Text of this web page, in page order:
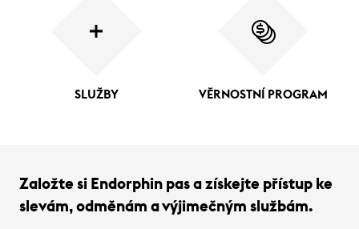
SLUŽBY VĚRNOSTNÍ PROGRAM
Založte si Endorphin pas a získejte přístup ke
slevám, odměnám a výjimečným službám.